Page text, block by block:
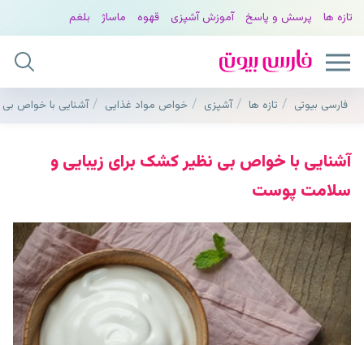
تازه ها پرسش و پاسخ آموزش آشپزی قهوه ماساژ بلغم
فارسی بیوتی تازه ها آشپزی خواص مواد غذایی آشنایی با خواص
آشنایی با خواص بی نظیر کشک برای زیبایی و
سلامت پوست